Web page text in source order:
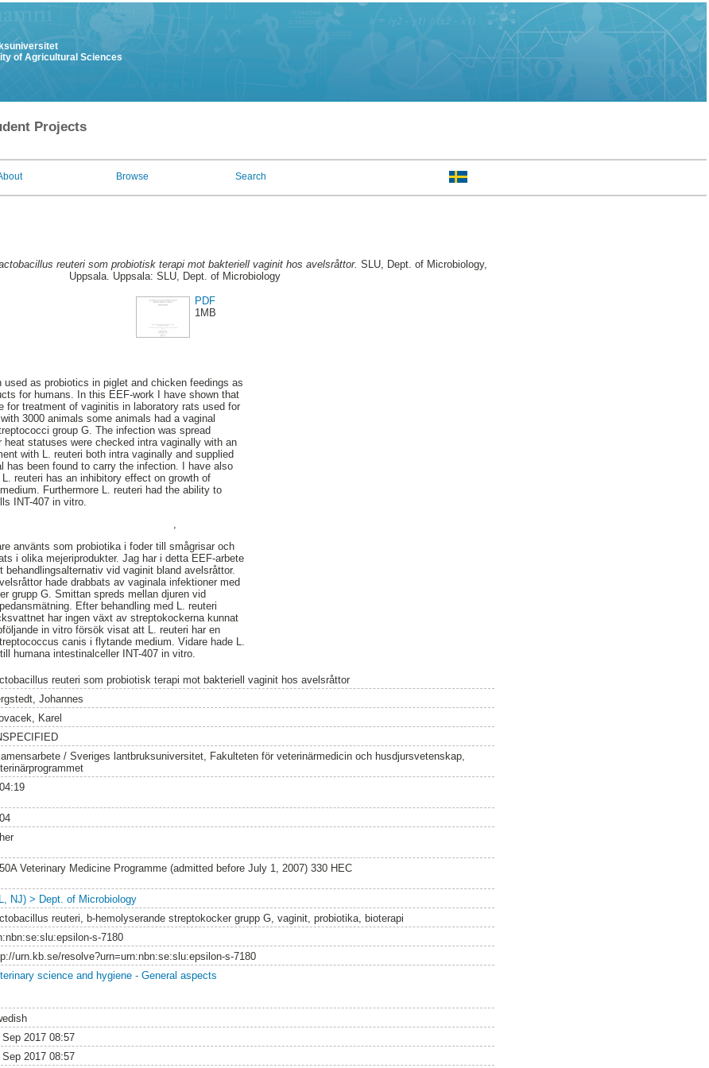
of Agricultural Sciences
Projects
Browse Search
reuteri som probiotisk terapi mot bakteriell vaginit hos avelsråttor. SLU, Dept. of Microbiology,
Uppsala. Uppsala: SLU, Dept. of Microbiology
PDF
1MB
used as probiotics in piglet and chicken feedings as
for humans. In this EEF-work I have shown that
for treatment of vaginitis in laboratory rats used for
3000 animals some animals had a vaginal
group G. The infection was spread
heat statuses were checked intra vaginally with an
with L. reuteri both intra vaginally and supplied
has been found to carry the infection. I have also
reuteri has an inhibitory effect on growth of
Furthermore L. reuteri had the ability to
INT-407 in vitro.
använts som probiotika i foder till smågrisar och
i olika mejeriprodukter. Jag har i detta EEF-arbete
vid vaginit bland avelsråttor.
hade drabbats av vaginala infektioner med
grupp G. Smittan spreds mellan djuren vid
Efter behandling med L. reuteri
har ingen växt av streptokockerna kunnat
in vitro försök visat att L. reuteri har en
canis i flytande medium. Vidare hade L.
humana intestinalceller INT-407 in vitro.
reuteri som probiotisk terapi mot bakteriell vaginit hos avelsråttor
Johannes
Karel
/ Sveriges lantbruksuniversitet, Fakulteten för veterinärmedicin och husdjursvetenskap,
Veterinary Medicine Programme (admitted before July 1, 2007) 330 HEC
NJ) > Dept. of Microbiology
reuteri, b-hemolyserande streptokocker grupp G, vaginit, probiotika, bioterapi
s-7180
urn.kb.se/resolve?urn=urn:nbn:se:slu:epsilon-s-7180
science and hygiene - General aspects
Sep 2017 08:57
Sep 2017 08:57